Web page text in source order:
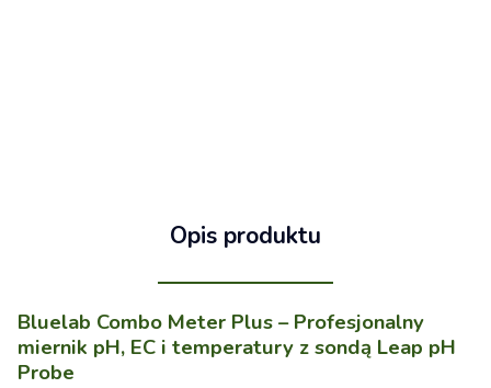
Opis produktu
Bluelab Combo Meter Plus – Profesjonalny
miernik pH, EC i temperatury z sondą Leap pH
Probe